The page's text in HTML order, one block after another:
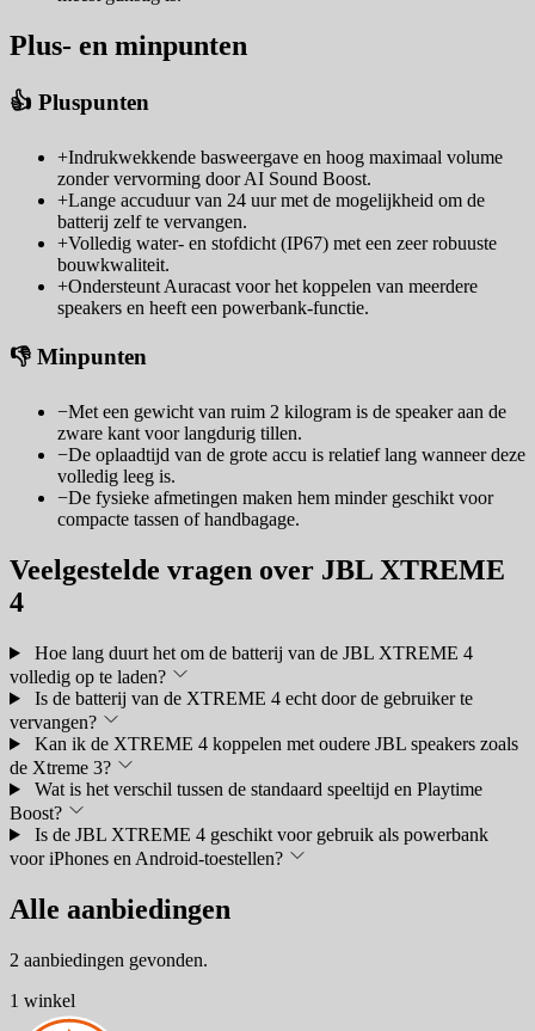
Plus- en minpunten
👍 Pluspunten
+Indrukwekkende basweergave en hoog maximaal volume
zonder vervorming door AI Sound Boost.
+Lange accuduur van 24 uur met de mogelijkheid om de
batterij zelf te vervangen.
+Volledig water- en stofdicht (IP67) met een zeer robuuste
bouwkwaliteit.
+Ondersteunt Auracast voor het koppelen van meerdere
speakers en heeft een powerbank-functie.
👎 Minpunten
−Met een gewicht van ruim 2 kilogram is de speaker aan de
zware kant voor langdurig tillen.
−De oplaadtijd van de grote accu is relatief lang wanneer deze
volledig leeg is.
−De fysieke afmetingen maken hem minder geschikt voor
compacte tassen of handbagage.
Veelgestelde vragen over JBL XTREME
4
Hoe lang duurt het om de batterij van de JBL XTREME 4
volledig op te laden?
Is de batterij van de XTREME 4 echt door de gebruiker te
vervangen?
Kan ik de XTREME 4 koppelen met oudere JBL speakers zoals
de Xtreme 3?
Wat is het verschil tussen de standaard speeltijd en Playtime
Boost?
Is de JBL XTREME 4 geschikt voor gebruik als powerbank
voor iPhones en Android-toestellen?
Alle aanbiedingen
2 aanbiedingen gevonden.
1 winkel